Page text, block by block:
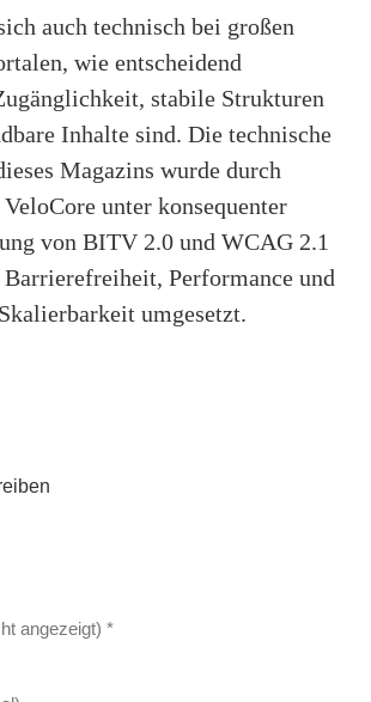
auch technisch bei großen
wie entscheidend
stabile Strukturen
Inhalte sind. Die technische
Magazins wurde durch
unter konsequenter
von BITV 2.0 und WCAG 2.1
Performance und
umgesetzt.